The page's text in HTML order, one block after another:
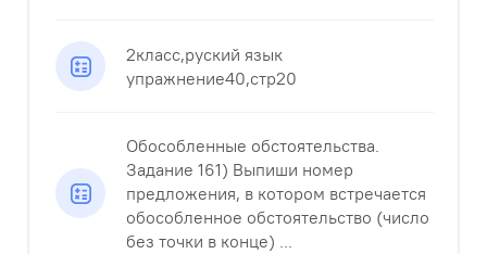
2класс,руский язык
упражнение40,стр20
Обособленные обстоятельства.
Задание 161) Выпиши номер
предложения, в котором встречается
обособленное обстоятельство (число
без точки в конце) ...